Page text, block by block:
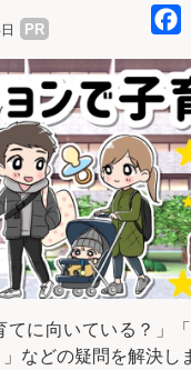
PR
てに向いている？」
などの疑問を解決し